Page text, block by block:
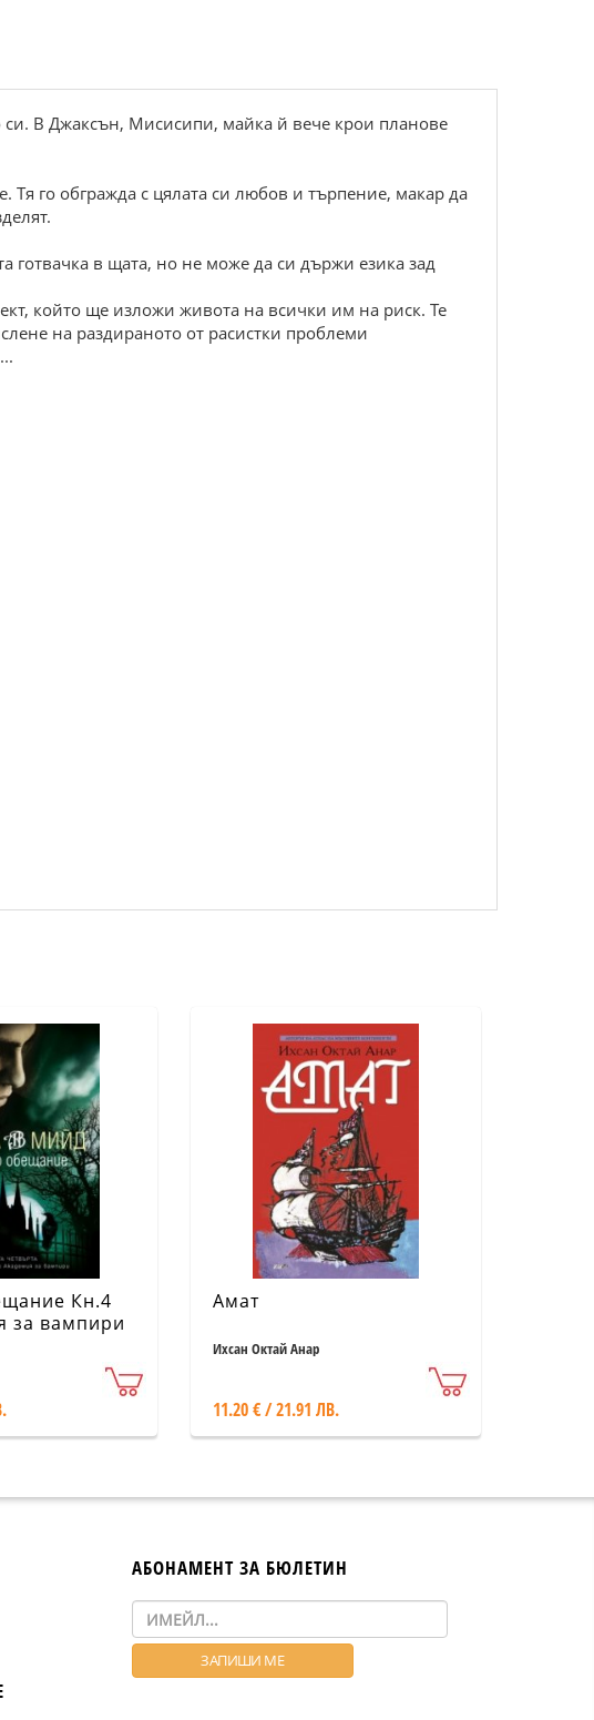
В Джаксън, Мисисипи, майка й вече крои планове
го обгражда с цялата си любов и търпение, макар да
в щата, но не може да си държи езика зад
който ще изложи живота на всички им на риск. Те
на раздираното от расистки проблеми
Кн.4
за вампири
Амат
Ихсан Октай Анар
11.20 € / 21.91 ЛВ.
АБОНАМЕНТ ЗА БЮЛЕТИН